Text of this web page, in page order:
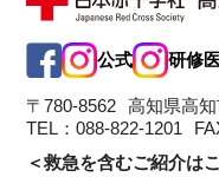
公式 研修
〒780-8562
高知県高
TEL：088-822-1201
＜救急を含むご紹介は